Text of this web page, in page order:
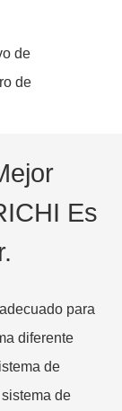
de
de
Es
para
diferente
de
de